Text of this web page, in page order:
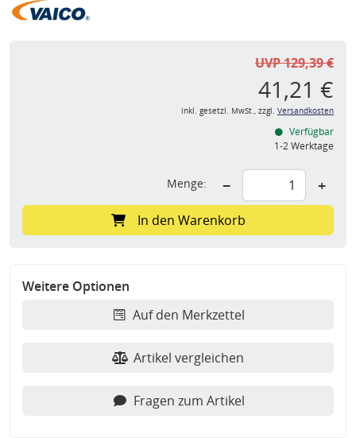
UVP 129,39 €
41,21 €
inkl. gesetzl. MwSt., zzgl. Versandkosten
Verfügbar
1-2 Werktage
Menge: − +
In den Warenkorb
Weitere Optionen
Auf den Merkzettel
Artikel vergleichen
Fragen zum Artikel